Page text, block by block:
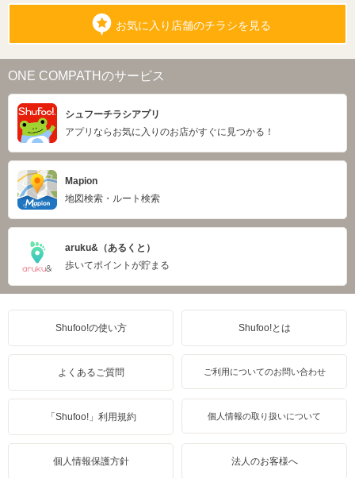
お気に入り店舗のチラシを見る
ONE COMPATHのサービス
シュフーチラシアプリ
アプリならお気に入りのお店がすぐに見つかる！
Mapion
地図検索・ルート検索
aruku&（あるくと）
歩いてポイントが貯まる
Shufoo!の使い方 Shufoo!とは
よくあるご質問 ご利用についてのお問い合わせ
「Shufoo!」利用規約 個人情報の取り扱いについて
個人情報保護方針 法人のお客様へ